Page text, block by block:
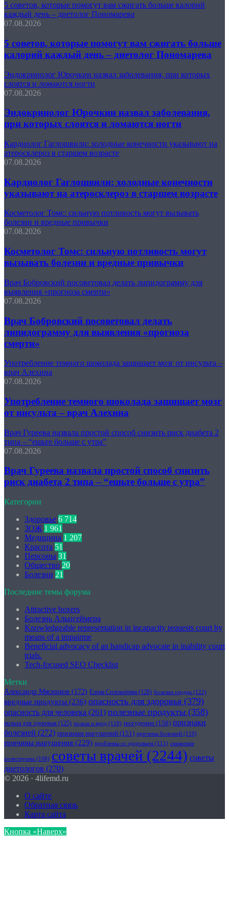
5 советов, которые помогут вам сжигать больше калорий
каждый день – диетолог Пономарева
07.08.2026
5 советов, которые помогут вам сжигать больше
калорий каждый день – диетолог Пономарева
Эндокринолог Юрочкин назвал заболевания, при которых
слоятся и ломаются ногти
07.08.2026
Эндокринолог Юрочкин назвал заболевания,
при которых слоятся и ломаются ногти
Кардиолог Гаглошвили: холодные конечности указывают на
атеросклероз в старшем возрасте
07.08.2026
Кардиолог Гаглошвили: холодные конечности
указывают на атеросклероз в старшем возрасте
Косметолог Томс: сильную потливость могут вызывать
болезни и вредные привычки
07.08.2026
Косметолог Томс: сильную потливость могут
вызывать болезни и вредные привычки
Врач Бобровский посоветовал делать липидограмму для
выявления «прогноза смерти»
07.08.2026
Врач Бобровский посоветовал делать
липидограмму для выявления «прогноза
смерти»
Употребление темного шоколада защищает мозг от инсульта –
врач Алехина
07.08.2026
Употребление темного шоколада защищает мозг
от инсульта – врач Алехина
Врач Гуреева назвала простой способ снизить риск диабета 2
типа – “ешьте больше с утра”
07.08.2026
Врач Гуреева назвала простой способ снизить
риск диабета 2 типа – “ешьте больше с утра”
Категории
Здоровье 6 714
ЗОЖ 1 961
Медицина 1 207
Красота 51
Персоны 31
Общество 20
Болезни 21
Последние темы форума
Attractive boxers
Болезнь Альцгеймера
Knowledgeable representation in incapacity requests court by
means of a impairme
Beneficial advocacy of an handicap advocate in inability court
trials.
Tech-focused SEO Checklist
Метки
Александр Мясников (172) Елена Соломатина (128) болезни сердца (122)
вредные продукты (236) опасность для здоровья (379)
опасность для человека (261) полезные продукты (358)
польза для здоровья (125) польза и вред (118) похудение (158) признаки
болезней (272) признаки нарушений (151) причины болезней (119)
причины нарушения (229) проблемы со здоровьем (111) снижение
холестерина (108) советы врачей (2244) советы
диетологов (270)
© 2026 · 4lifemd.ru
О сайте
Обратная связь
Карта сайта
Кнопка «Наверх»